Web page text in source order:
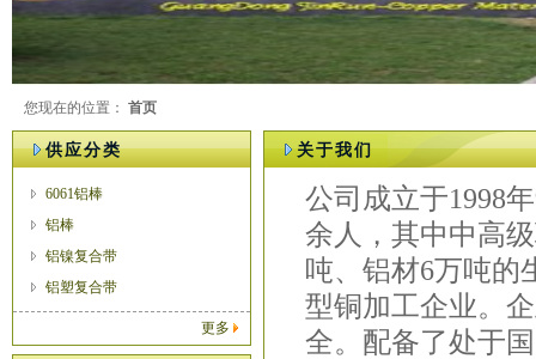
您现在的位置： 首页
供应分类
6061铝棒
铝棒
铝镍复合带
铝塑复合带
更多
关于我们
公司成立于1998
余人，其中中高
吨、铝材6万吨的
型铜加工企业。
全。配备了处于